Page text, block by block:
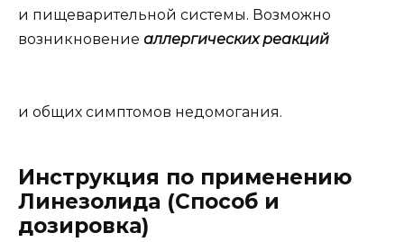
и пищеварительной системы. Возможно
возникновение аллергических реакций
и общих симптомов недомогания.
Инструкция по применению
Линезолида (Способ и
дозировка)